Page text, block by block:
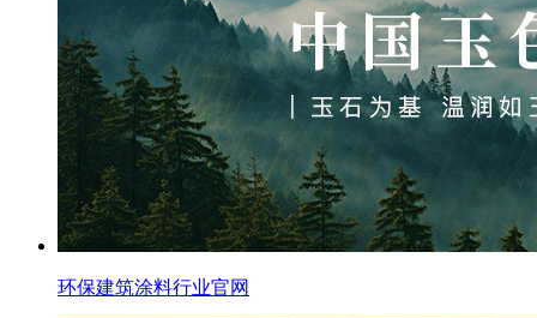
环保建筑涂料行业官网